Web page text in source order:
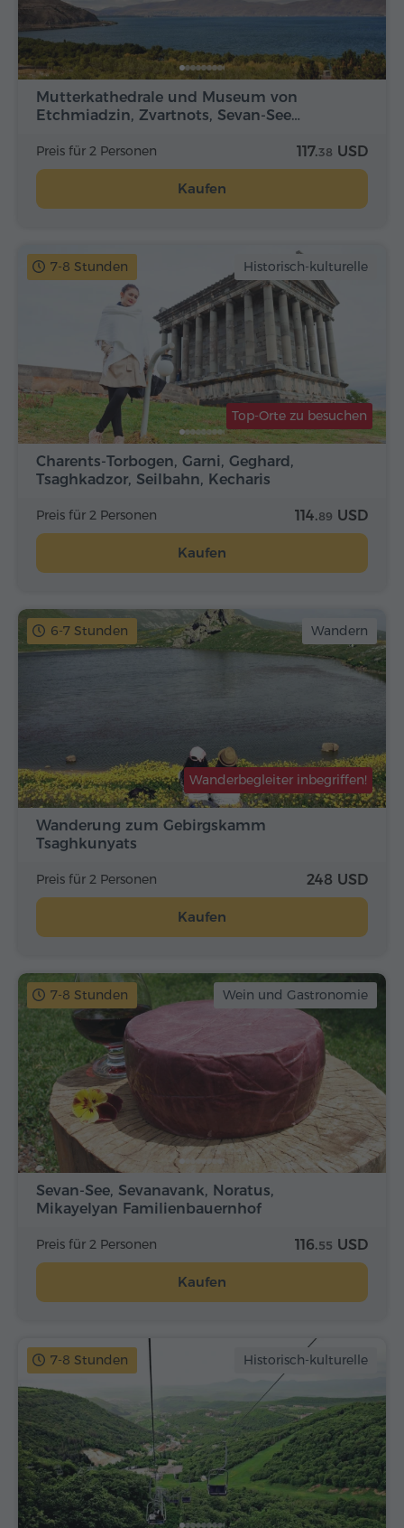
Mutterkathedrale und Museum von
Etchmiadzin, Zvartnots, Sevan-See…
Preis für 2 Personen 117.38 USD
Kaufen
7-8 Stunden Historisch-kulturelle
Charents-Torbogen, Garni, Geghard,
Tsaghkadzor, Seilbahn, Kecharis
Top-Orte zu besuchen
Preis für 2 Personen 114.89 USD
Kaufen
6-7 Stunden Wandern
Wanderung zum Gebirgskamm
Tsaghkunyats
Wanderbegleiter inbegriffen!
Preis für 2 Personen 248 USD
Kaufen
7-8 Stunden Wein und Gastronomie
Sevan-See, Sevanavank, Noratus,
Mikayelyan Familienbauernhof
Preis für 2 Personen 116.55 USD
Kaufen
7-8 Stunden Historisch-kulturelle